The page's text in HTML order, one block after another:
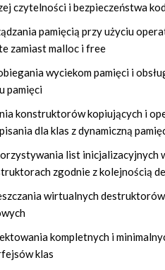
czytelności i bezpieczeństwa
pamięcią przy użyciu
zamiast malloc i free
wyciekom pamięci i
pamięci
konstruktorów kopiujących i
dla klas z dynamiczną
list inicjalizacyjnych
zgodnie z kolejnością
wirtualnych
kompletnych i
klas